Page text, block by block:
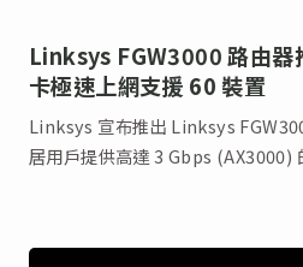
Linksys FGW3000 路由器
卡極速上網支援 60 裝置
Linksys 宣布推出 Linksys
居用戶提供高達 3 Gbps (AX3000)